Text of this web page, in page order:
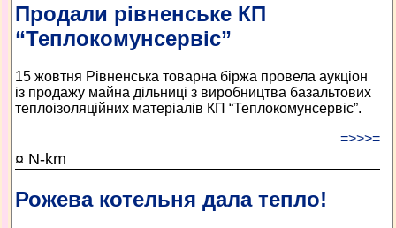
Продали рівненське КП
“Теплокомунсервіс”
15 жовтня Рівненська товарна біржа провела аукціон
із продажу майна дільниці з виробництва базальтових
теплоізоляційних матеріалів КП “Теплокомунсервіс”.
=>>>=
¤ N-km
Рожева котельня дала тепло!